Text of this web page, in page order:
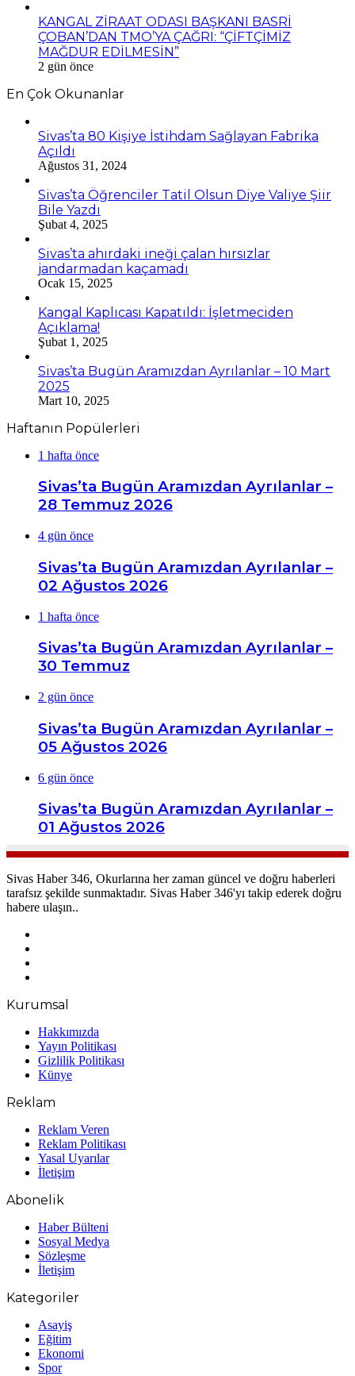
KANGAL ZİRAAT ODASI BAŞKANI BASRİ
ÇOBAN’DAN TMO’YA ÇAĞRI: “ÇİFTÇİMİZ
MAĞDUR EDİLMESİN”
2 gün önce
En Çok Okunanlar
Sivas’ta 80 Kişiye İstihdam Sağlayan Fabrika
Açıldı
Ağustos 31, 2024
Sivas’ta Öğrenciler Tatil Olsun Diye Valiye Şiir
Bile Yazdı
Şubat 4, 2025
Sivas’ta ahırdaki ineği çalan hırsızlar
jandarmadan kaçamadı
Ocak 15, 2025
Kangal Kaplıcası Kapatıldı: İşletmeciden
Açıklama!
Şubat 1, 2025
Sivas’ta Bugün Aramızdan Ayrılanlar – 10 Mart
2025
Mart 10, 2025
Haftanın Popülerleri
1 hafta önce
Sivas’ta Bugün Aramızdan Ayrılanlar –
28 Temmuz 2026
4 gün önce
Sivas’ta Bugün Aramızdan Ayrılanlar –
02 Ağustos 2026
1 hafta önce
Sivas’ta Bugün Aramızdan Ayrılanlar –
30 Temmuz
2 gün önce
Sivas’ta Bugün Aramızdan Ayrılanlar –
05 Ağustos 2026
6 gün önce
Sivas’ta Bugün Aramızdan Ayrılanlar –
01 Ağustos 2026
Sivas Haber 346, Okurlarına her zaman güncel ve doğru haberleri
tarafsız şekilde sunmaktadır. Sivas Haber 346'yı takip ederek doğru
habere ulaşın..
Kurumsal
Hakkımızda
Yayın Politikası
Gizlilik Politikası
Künye
Reklam
Reklam Veren
Reklam Politikası
Yasal Uyarılar
İletişim
Abonelik
Haber Bülteni
Sosyal Medya
Sözleşme
İletişim
Kategoriler
Asayiş
Eğitim
Ekonomi
Spor